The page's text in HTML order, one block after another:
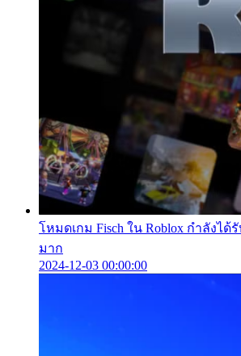
โหมดเกม Fisch ใน Roblox กำลังไ
มาก
2024-12-03 00:00:00